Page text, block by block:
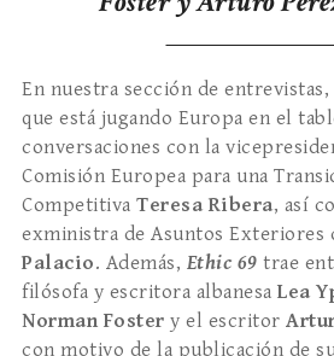
En nuestra sección de
que está jugando Europa en el
conversaciones con la
Comisión Europea para una
Competitiva Teresa Ribera, así
exministra de Asuntos Exteriores
Palacio. Además, Ethic 69 trae
filósofa y escritora albanesa Lea
Norman Foster y el escritor
con motivo de la publicación de